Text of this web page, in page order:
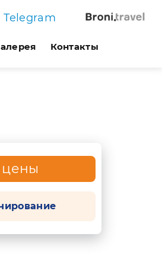
Telegram
Контакты
цены